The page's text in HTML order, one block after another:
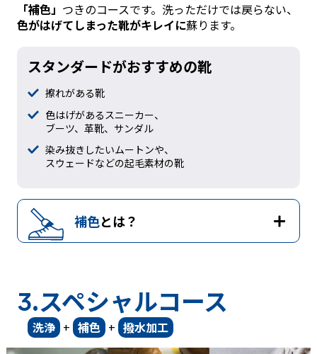
「補色」 つきのコースです。洗っただけでは戻らない、
色がはげてしまった靴がキレイに蘇ります。
スタンダードがおすすめの靴
擦れがある靴
色はげがあるスニーカー、
ブーツ、革靴、サンダル
染み抜きしたいムートンや、
スウェードなどの起毛素材の靴
補色とは？
3.スペシャルコース
洗浄 + 補色 + 撥水加工